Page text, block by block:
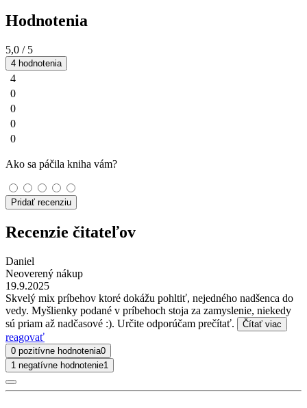
Hodnotenia
5,0 / 5
4 hodnotenia
4
0
0
0
0
Ako sa páčila kniha vám?
Pridať recenziu
Recenzie čitateľov
Daniel
Neoverený nákup
19.9.2025
Skvelý mix príbehov ktoré dokážu pohltiť, nejedného nadšenca do
vedy. Myšlienky podané v príbehoch stoja za zamyslenie, niekedy
sú priam až nadčasové :). Určite odporúčam prečítať.
Čítať viac
reagovať
0 pozitívne hodnotenia0
1 negatívne hodnotenie1